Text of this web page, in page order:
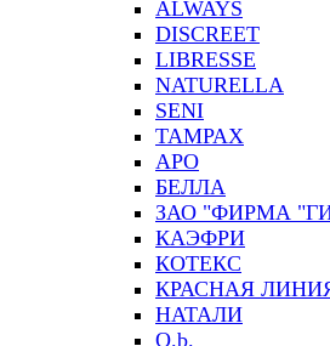
ALWAYS
DISCREET
LIBRESSE
NATURELLA
SENI
TAMPAX
АРО
БЕЛЛА
ЗАО "ФИРМА
КАЭФРИ
КОТЕКС
КРАСНАЯ
НАТАЛИ
О.b.